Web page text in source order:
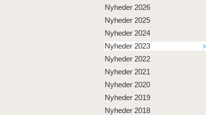
Nyheder 2026
Nyheder 2025
Nyheder 2024
Nyheder 2023
Nyheder 2022
Nyheder 2021
Nyheder 2020
Nyheder 2019
Nyheder 2018